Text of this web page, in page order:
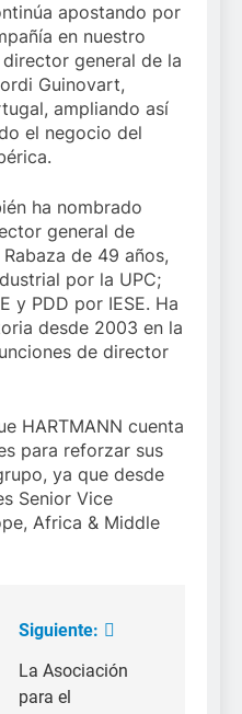
apostando por
en nuestro
general de la
Guinovart,
ampliando así
el negocio del
ha nombrado
general de
Rabaza de 49 años,
por la UPC;
y PDD por IESE. Ha
desde 2003 en la
de director
HARTMANN cuenta
para reforzar sus
ya que desde
Senior Vice
Africa & Middle
Siguiente:
La Asociación
para el